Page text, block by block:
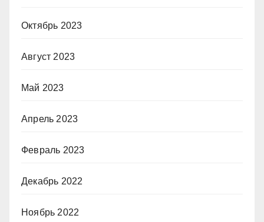
Октябрь 2023
Август 2023
Май 2023
Апрель 2023
Февраль 2023
Декабрь 2022
Ноябрь 2022